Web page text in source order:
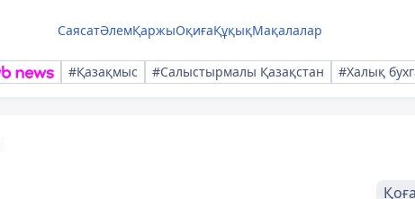
СаясатӘлемҚаржыОқиғаҚұқықМақалалар
#Қазақмыс #Салыстырмалы Қазақстан #Халық